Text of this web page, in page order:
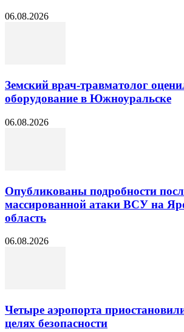
06.08.2026
Земский врач-травматолог
оборудование в Южноуральске
06.08.2026
Опубликованы подробности
массированной атаки ВСУ на
область
06.08.2026
Четыре аэропорта
целях безопасности